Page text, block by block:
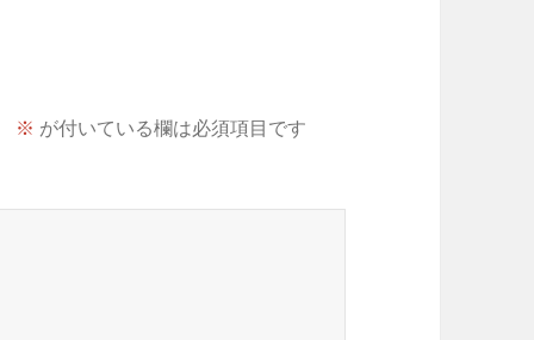
※ が付いている欄は必須項目です